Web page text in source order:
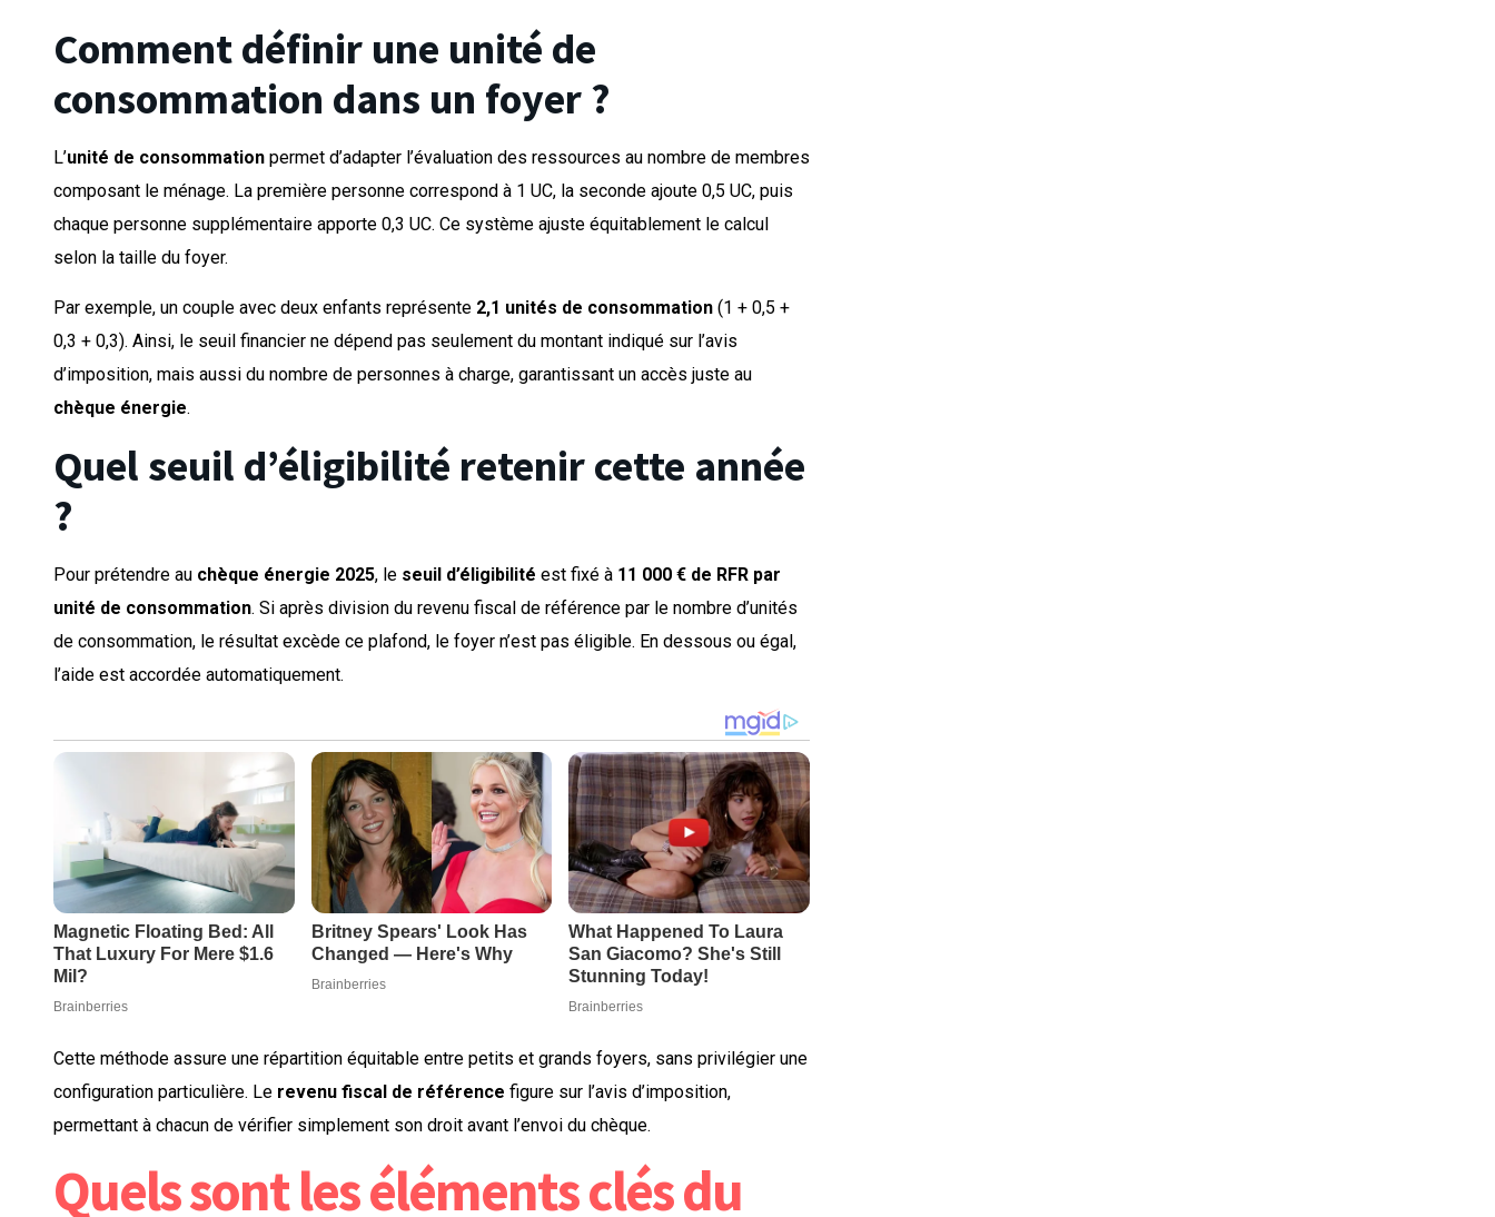
Comment définir une unité de
consommation dans un foyer ?
L’unité de consommation permet d’adapter l’évaluation des ressources au nombre de membres
composant le ménage. La première personne correspond à 1 UC, la seconde ajoute 0,5 UC, puis
chaque personne supplémentaire apporte 0,3 UC. Ce système ajuste équitablement le calcul
selon la taille du foyer.
Par exemple, un couple avec deux enfants représente 2,1 unités de consommation (1 + 0,5 +
0,3 + 0,3). Ainsi, le seuil financier ne dépend pas seulement du montant indiqué sur l’avis
d’imposition, mais aussi du nombre de personnes à charge, garantissant un accès juste au
chèque énergie.
Quel seuil d’éligibilité retenir cette année
?
Pour prétendre au chèque énergie 2025, le seuil d’éligibilité est fixé à 11 000 € de RFR par
unité de consommation. Si après division du revenu fiscal de référence par le nombre d’unités
de consommation, le résultat excède ce plafond, le foyer n’est pas éligible. En dessous ou égal,
l’aide est accordée automatiquement.
Cette méthode assure une répartition équitable entre petits et grands foyers, sans privilégier une
configuration particulière. Le revenu fiscal de référence figure sur l’avis d’imposition,
permettant à chacun de vérifier simplement son droit avant l’envoi du chèque.
Quels sont les éléments clés du